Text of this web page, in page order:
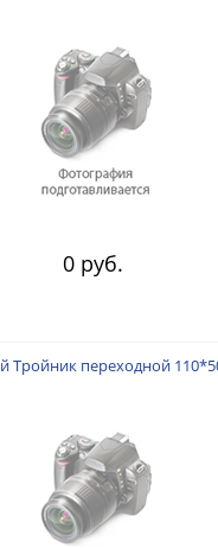
0 руб.
Тройник переходной